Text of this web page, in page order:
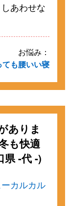
あわせな
お悩み：
ても腰いい寝
ありま
も快適
県 -代 -)
カルカル